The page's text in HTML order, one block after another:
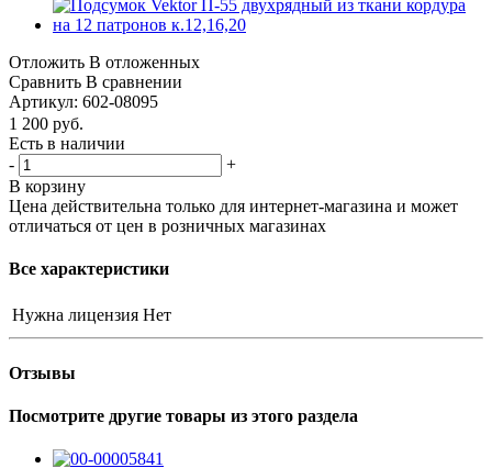
Отложить В отложенных
Сравнить В сравнении
Артикул: 602-08095
1 200 руб.
Есть в наличии
-
+
В корзину
Цена действительна только для интернет-магазина и может
отличаться от цен в розничных магазинах
Все характеристики
Нужна лицензия Нет
Отзывы
Посмотрите другие товары из этого раздела